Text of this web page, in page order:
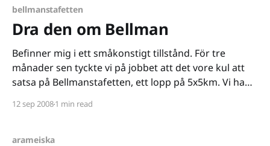
bellmanstafetten
Dra den om Bellman
Befinner mig i ett småkonstigt tillstånd. För tre
månader sen tyckte vi på jobbet att det vore kul att
satsa på Bellmanstafetten, ett lopp på 5x5km. Vi hade
12 sep 20081 min read
arameiska